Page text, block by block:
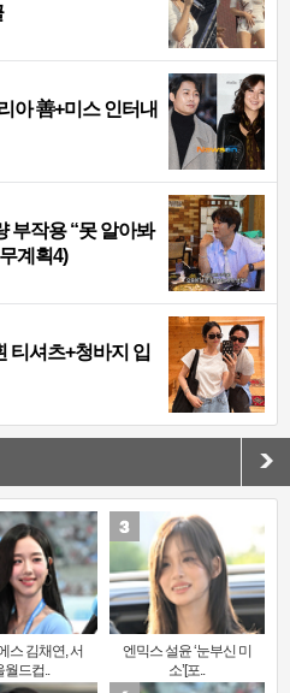
아 善+미스 인터내
부작용 “못 알아봐
계획4)
티셔츠+청바지 입
스 김채연, 서
월드컵..
엔믹스 설윤 ‘눈부신 미
소’[포..